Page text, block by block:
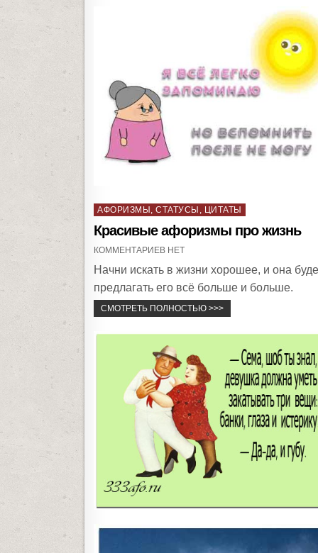
P
o
s
d
i
n
АФОРИЗМЫ, СТАТУСЫ, ЦИТАТЫ
Красивые афоризмы про жизнь
КОММЕНТАРИЕВ НЕТ
Начни искать в жизни хорошее, и она
предлагать его всё больше и больше.
СМОТРЕТЬ ПОЛНОСТЬЮ >>>